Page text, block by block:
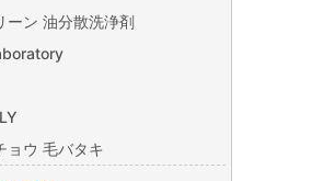
ーン 油分散洗浄剤
ョウ 毛バタキ